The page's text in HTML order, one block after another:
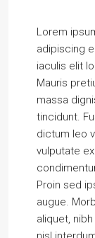
Lorem
adipiscing
iaculis elit
Mauris
massa
tincidunt.
dictum leo
vulputate
Proin sed
augue.
aliquet,